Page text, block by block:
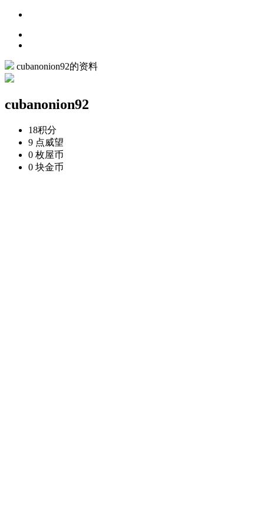
cubanonion92的资料
cubanonion92
18积分
9 点威望
0 枚屋币
0 块金币